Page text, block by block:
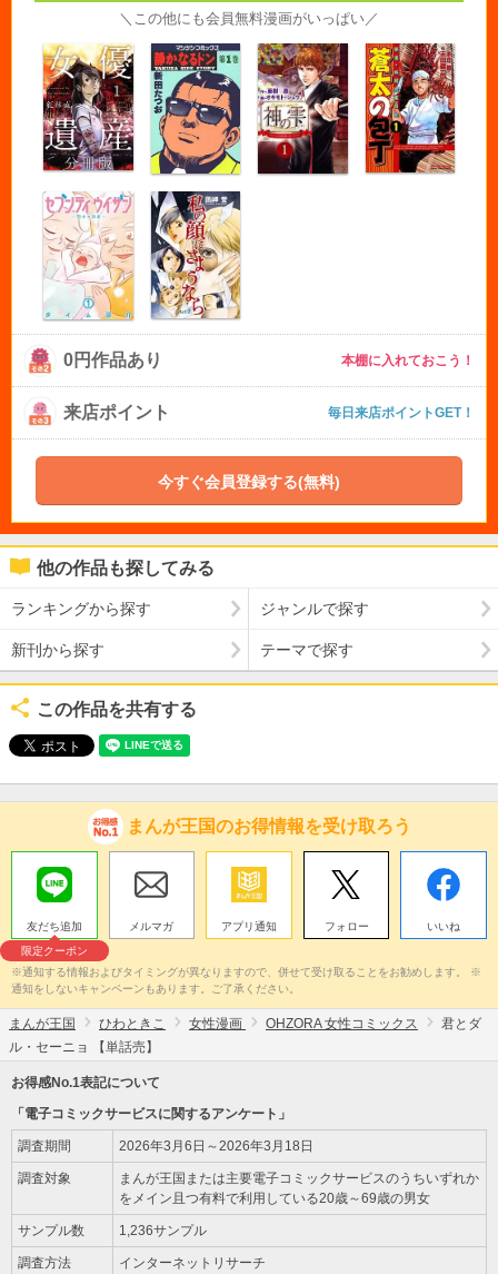
＼この他にも会員無料漫画がいっぱい／
0円作品あり 本棚に入れておこう！
来店ポイント 毎日来店ポイントGET！
今すぐ会員登録する(無料)
他の作品も探してみる
ランキングから探す ジャンルで探す
新刊から探す テーマで探す
この作品を共有する
まんが王国のお得情報を受け取ろう
友だち追加
限定クーポン
メルマガ アプリ通知 フォロー いいね
※通知する情報およびタイミングが異なりますので、併せて受け取ることをお勧めします。 ※
通知をしないキャンペーンもあります。ご了承ください。
まんが王国 ひわときこ 女性漫画 OHZORA 女性コミックス
君とダ
ル・セーニョ 【単話売】
お得感No.1表記について
「電子コミックサービスに関するアンケート」
調査期間 2026年3月6日～2026年3月18日
調査対象
まんが王国または主要電子コミックサービスのうちいずれか
をメイン且つ有料で利用している20歳～69歳の男女
サンプル数 1,236サンプル
調査方法 インターネットリサーチ